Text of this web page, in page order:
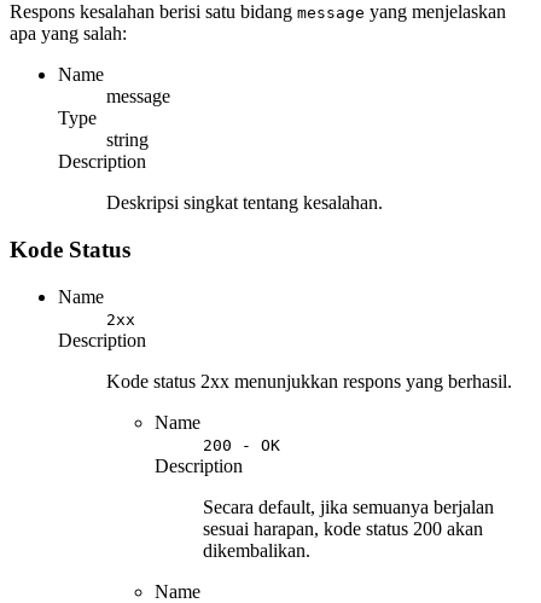
Respons kesalahan berisi satu bidang message yang menjelaskan
apa yang salah:
Name
message
Type
string
Description
Deskripsi singkat tentang kesalahan.
Kode Status
Name
2xx
Description
Kode status 2xx menunjukkan respons yang berhasil.
Name
200 - OK
Description
Secara default, jika semuanya berjalan
sesuai harapan, kode status 200 akan
dikembalikan.
Name